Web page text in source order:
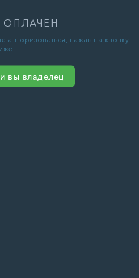
авторизоваться, нажав на кнопку
вы владелец